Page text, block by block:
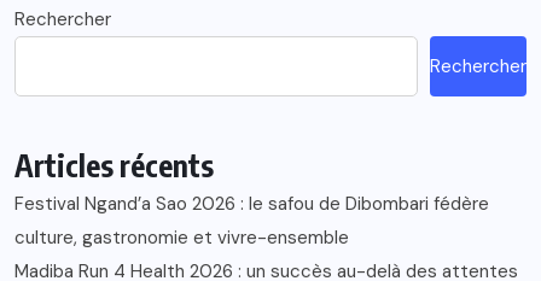
Rechercher
Rechercher
Articles récents
Festival Ngand’a Sao 2026 : le safou de Dibombari fédère
culture, gastronomie et vivre-ensemble
Madiba Run 4 Health 2026 : un succès au-delà des attentes